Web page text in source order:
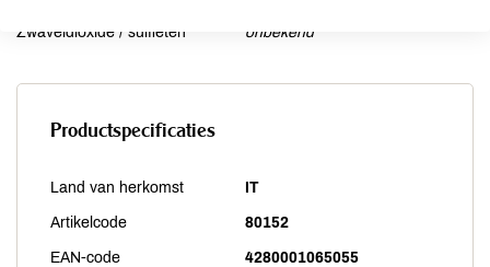
Zwaveldioxide / sulfieten
onbekend
Productspecificaties
Land van herkomst IT
Artikelcode 80152
EAN-code 4280001065055